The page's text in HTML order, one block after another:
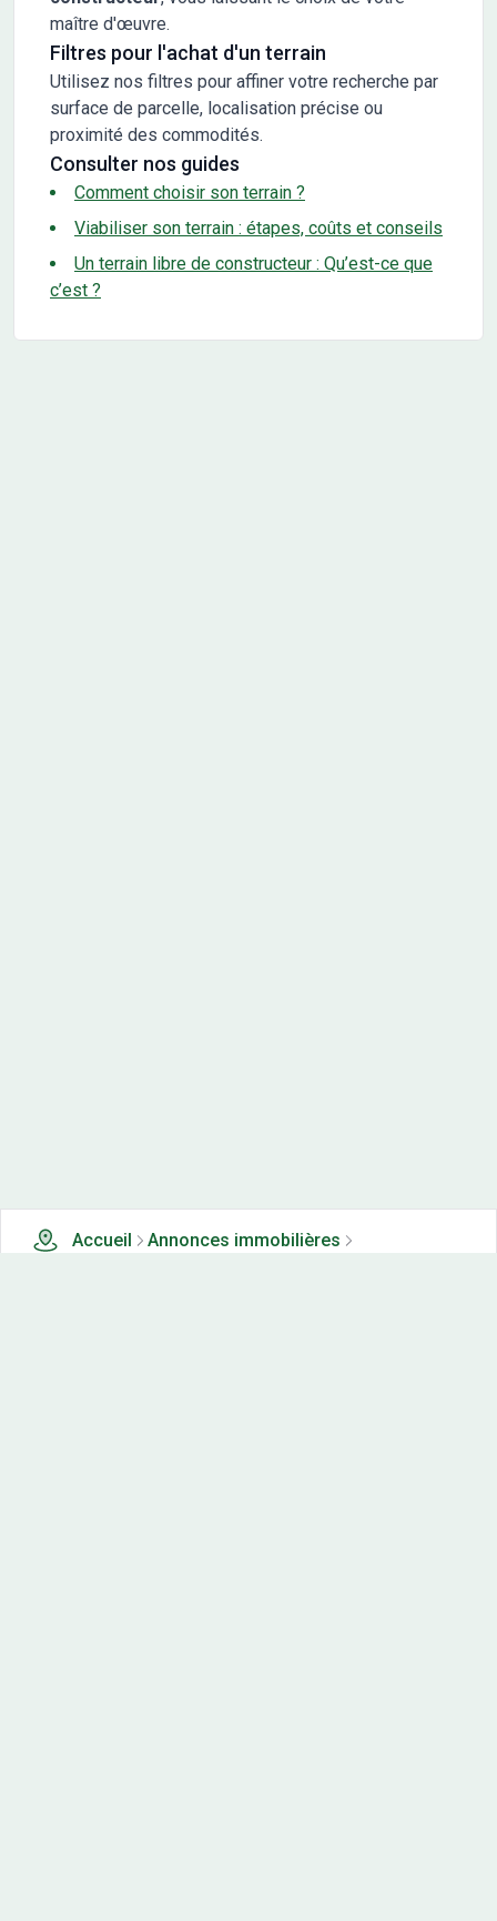
maître d'œuvre.
Filtres pour l'achat d'un terrain
Utilisez nos filtres pour affiner votre recherche par
surface de parcelle, localisation précise ou
proximité des commodités.
Consulter nos guides
Comment choisir son terrain ?
Viabiliser son terrain : étapes, coûts et conseils
Un terrain libre de constructeur : Qu’est-ce que
c’est ?
Accueil
Annonces immobilières